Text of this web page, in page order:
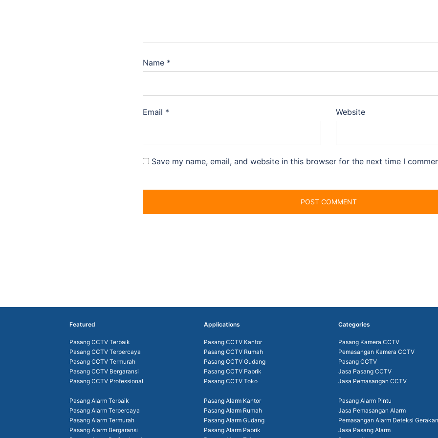
Name *
Email * Website
Save my name, email, and website in this browser for the next time I
Featured
Pasang CCTV Terbaik
Pasang CCTV Terpercaya
Pasang CCTV Termurah
Pasang CCTV Bergaransi
Pasang CCTV Professional
Pasang Alarm Terbaik
Pasang Alarm Terpercaya
Pasang Alarm Termurah
Pasang Alarm Bergaransi
Applications
Pasang CCTV Kantor
Pasang CCTV Rumah
Pasang CCTV Gudang
Pasang CCTV Pabrik
Pasang CCTV Toko
Pasang Alarm Kantor
Pasang Alarm Rumah
Pasang Alarm Gudang
Pasang Alarm Pabrik
Categories
Pasang Kamera CCTV
Pemasangan Kamera CCTV
Pasang CCTV
Jasa Pasang CCTV
Jasa Pemasangan CCTV
Pasang Alarm Pintu
Jasa Pemasangan Alarm
Pemasangan Alarm Deteksi Gerakan
Jasa Pasang Alarm